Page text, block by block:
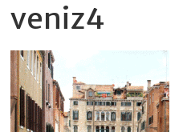
veniz4